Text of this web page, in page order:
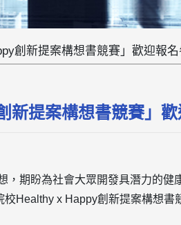
創新提案構想書競賽」歡迎報名
新提案構想書競賽」歡
期盼為社會大眾開發具潛力的健
Healthy x Happy創新提案構想書